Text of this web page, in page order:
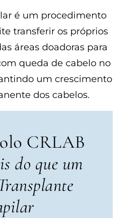
é um procedimento
transferir os próprios
áreas doadoras para
queda de cabelo no
um crescimento
dos cabelos.
CRLAB
do que um